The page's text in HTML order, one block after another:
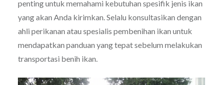
penting untuk memahami kebutuhan spesifik jenis ikan
yang akan Anda kirimkan. Selalu konsultasikan dengan
ahli perikanan atau spesialis pembenihan ikan untuk
mendapatkan panduan yang tepat sebelum melakukan
transportasi benih ikan.